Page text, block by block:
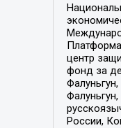
центр
фонд за
России,